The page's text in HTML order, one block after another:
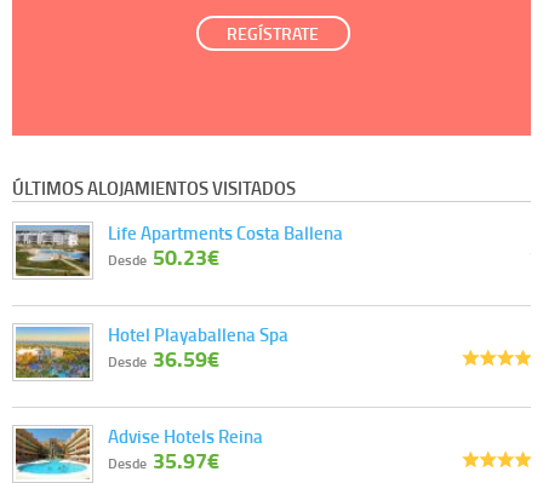
REGÍSTRATE
ÚLTIMOS ALOJAMIENTOS VISITADOS
Life Apartments Costa Ballena
Desde 50.23€
Hotel Playaballena Spa
Desde 36.59€
Advise Hotels Reina
Desde 35.97€